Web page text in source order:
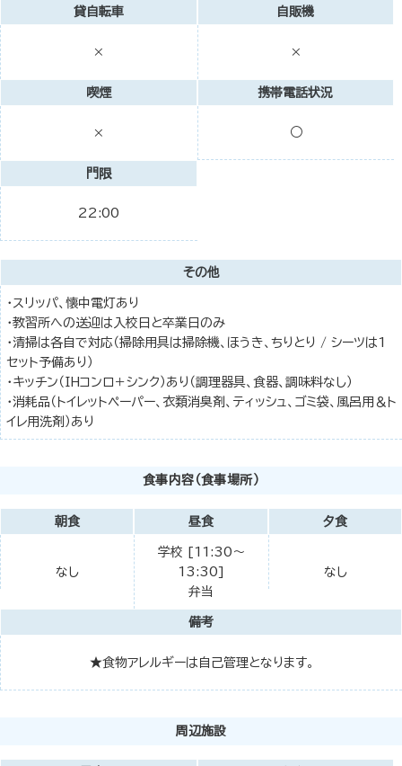
貸自転車
×
自販機
×
喫煙
×
携帯電話状況
○
門限
22:00
その他
・スリッパ、懐中電灯あり
・教習所への送迎は入校日と卒業日のみ
・清掃は各自で対応（掃除用具は掃除機、ほうき、ちりとり / シーツは1
セット予備あり）
・キッチン（IHコンロ＋シンク）あり（調理器具、食器、調味料なし）
・消耗品（トイレットペーパー、衣類消臭剤、ティッシュ、ゴミ袋、風呂用＆ト
イレ用洗剤）あり
食事内容（食事場所）
朝食
なし
昼食
学校 [11:30～
13:30]
弁当
夕食
なし
備考
★食物アレルギーは自己管理となります。
周辺施設